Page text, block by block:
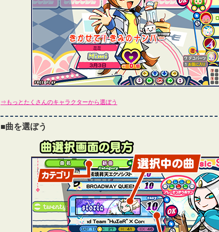
⇒もっとたくさんのキャラクターから選ぼう
■曲を選ぼう